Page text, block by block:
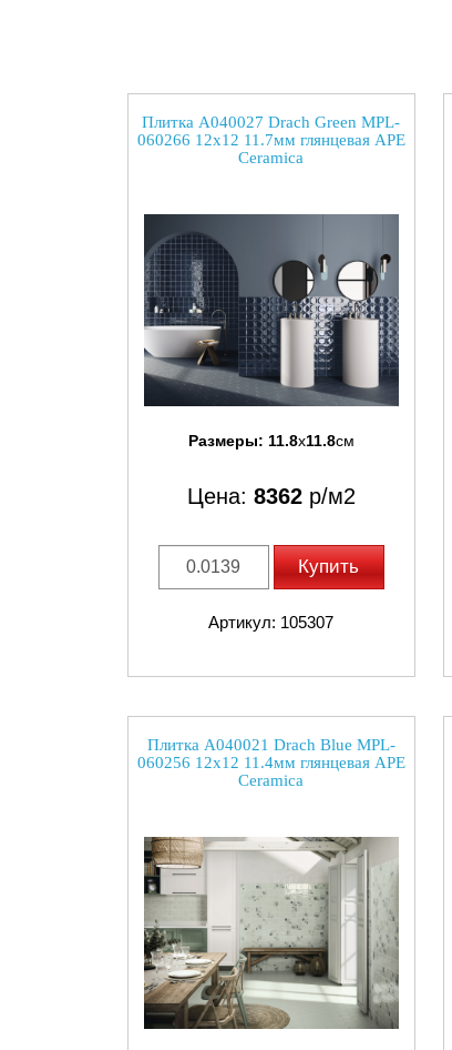
Плитка A040027 Drach Green MPL-
060266 12x12 11.7мм глянцевая APE
Ceramica
Размеры: 11.8x11.8см
Цена: 8362р/м2
Купить
Артикул: 105307
Плитка A040021 Drach Blue MPL-
060256 12x12 11.4мм глянцевая APE
Ceramica